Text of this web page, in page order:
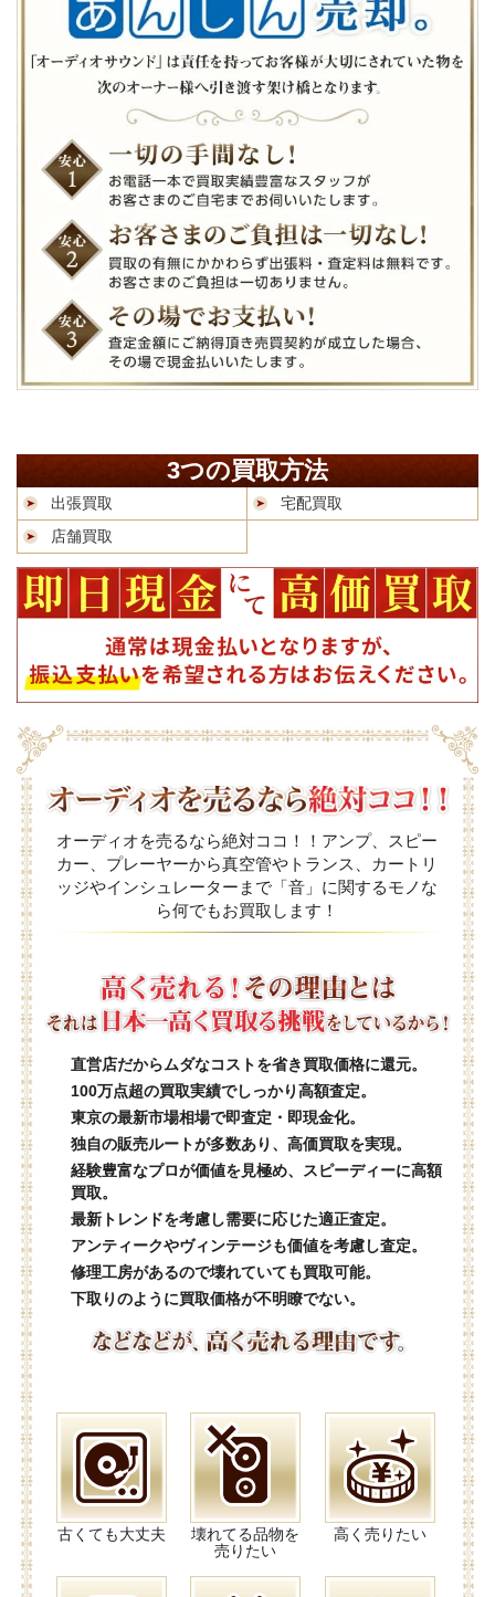
3つの買取方法
出張買取
宅配買取
店舗買取
オーディオを売るなら絶対ココ！！アンプ、スピー
カー、プレーヤーから真空管やトランス、カートリ
ッジやインシュレーターまで「音」に関するモノな
ら何でもお買取します！
直営店だからムダなコストを省き買取価格に還元。
100万点超の買取実績でしっかり高額査定。
東京の最新市場相場で即査定・即現金化。
独自の販売ルートが多数あり、高価買取を実現。
経験豊富なプロが価値を見極め、スピーディーに高額
買取。
最新トレンドを考慮し需要に応じた適正査定。
アンティークやヴィンテージも価値を考慮し査定。
修理工房があるので壊れていても買取可能。
下取りのように買取価格が不明瞭でない。
古くても大丈夫
壊れてる品物を
売りたい
高く売りたい